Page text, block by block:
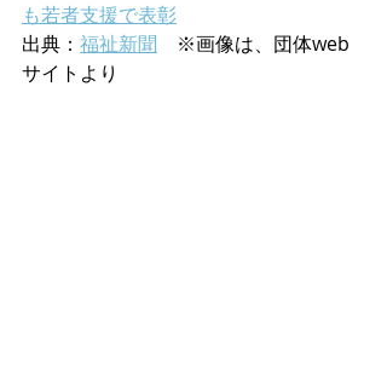
も若者支援で表彰
出典： 福祉新聞 ※画像は、団体web
サイトより